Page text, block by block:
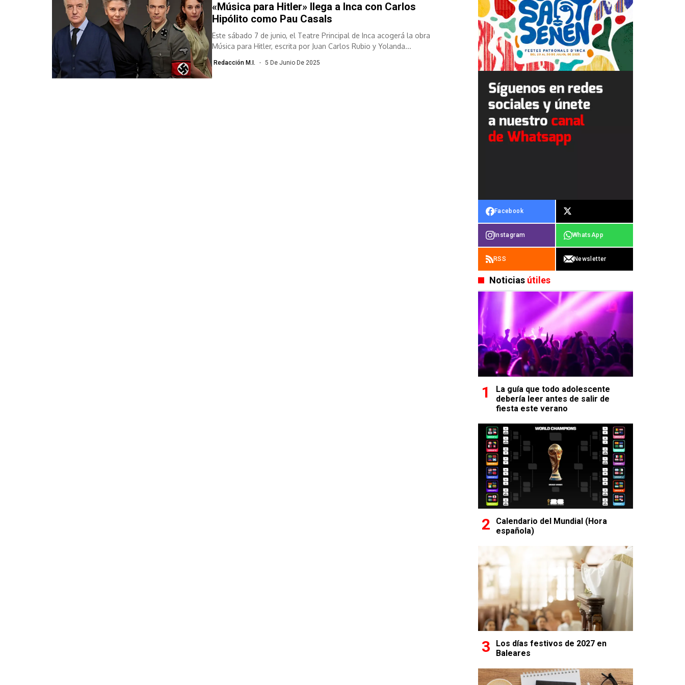
«Música para Hitler» llega a Inca con Carlos
Hipólito como Pau Casals
Este sábado 7 de junio, el Teatre Principal de Inca acogerá la obra
Música para Hitler, escrita por Juan Carlos Rubio y Yolanda...
Redacción M.I. 5 De Junio De 2025
Facebook
Instagram WhatsApp
RSS Newsletter
Noticias útiles
La guía que todo adolescente
debería leer antes de salir de
fiesta este verano
Calendario del Mundial (Hora
española)
Los días festivos de 2027 en
Baleares